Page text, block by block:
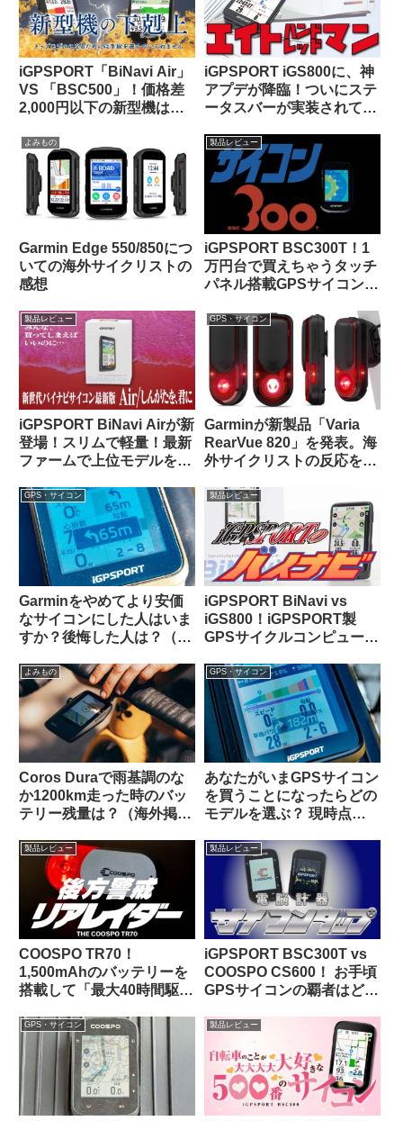
iGPSPORT「BiNavi Air」
VS 「BSC500」！価格差
2,000円以下の新型機は、
るの？
iGPSPORT iGS800に、神
アプデが降臨！ついにステ
ータスバーが実装されて俺
よみもの
Garmin Edge 550/850につ
いての海外サイクリストの
感想
製品レビュー
iGPSPORT BSC300T！1
万円台で買えちゃうタッチ
パネル搭載GPSサイコンっ
製品レビュー
iGPSPORT BiNavi Airが新
登場！スリムで軽量！最新
ファームで上位モデルを下
GPS・サイコン
Garminが新製品「Varia
RearVue 820」を発表。海
外サイクリストの反応を観
GPS・サイコン
Garminをやめてより安価
なサイコンにした人はいま
すか？後悔した人は？（海
iGPSportの最新評価】
製品レビュー
iGPSPORT BiNavi vs
iGS800！iGPSPORT製
GPSサイクルコンピュータ
よみもの
Coros Duraで雨基調のな
か1200km走った時のバッ
テリー残量は？（海外掲示
GPS・サイコン
あなたがいまGPSサイコン
を買うことになったらどの
モデルを選ぶ？ 現時点で
れ？【海外掲示板から・
2025年10月】
製品レビュー
COOSPO TR70！
1,500mAhのバッテリーを
搭載して「最大40時間駆
ダーが爆誕！！【クーポン
あります】
製品レビュー
iGPSPORT BSC300T vs
COOSPO CS600！ お手頃
GPSサイコンの覇者はどっ
GPS・サイコン 製品レビュー